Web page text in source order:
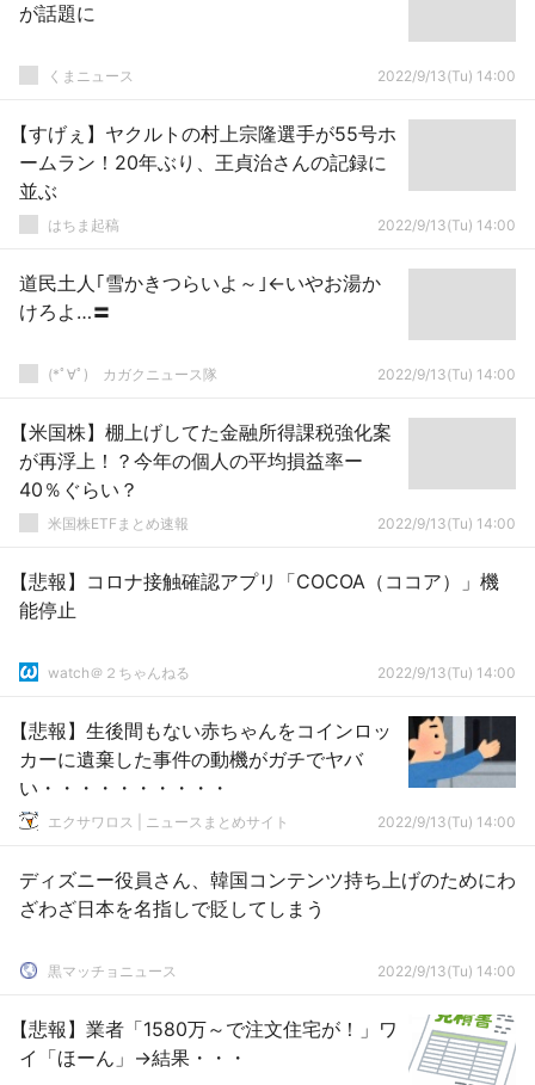
が話題に
くまニュース 2022/9/13(Tu) 14:00
【すげぇ】ヤクルトの村上宗隆選手が55号ホ
ームラン！20年ぶり、王貞治さんの記録に
並ぶ
はちま起稿 2022/9/13(Tu) 14:00
道民土人｢雪かきつらいよ～｣←いやお湯か
けろよ…〓
(*ﾟ∀ﾟ)ゞカガクニュース隊 2022/9/13(Tu) 14:00
【米国株】棚上げしてた金融所得課税強化案
が再浮上！？今年の個人の平均損益率ー
40％ぐらい？
米国株ETFまとめ速報 2022/9/13(Tu) 14:00
【悲報】コロナ接触確認アプリ「COCOA（ココア）」機
能停止
watch＠２ちゃんねる 2022/9/13(Tu) 14:00
【悲報】生後間もない赤ちゃんをコインロッ
カーに遺棄した事件の動機がガチでヤバ
い・・・・・・・・・・
エクサワロス | ニュースまとめサイト 2022/9/13(Tu) 14:00
ディズニー役員さん、韓国コンテンツ持ち上げのためにわ
ざわざ日本を名指しで貶してしまう
黒マッチョニュース 2022/9/13(Tu) 14:00
【悲報】業者「1580万～で注文住宅が！」ワ
イ「ほーん」→結果・・・